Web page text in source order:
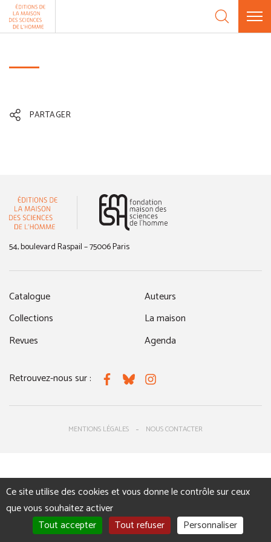
Aller au contenu
PARTAGER
54, boulevard Raspail – 75006 Paris
Catalogue
Collections
Revues
Auteurs
La maison
Agenda
Retrouvez-nous sur : FacebookBlueskyInstagram
MENTIONS LÉGALES NOUS CONTACTER
Panneau de gestion des cookies
Ce site utilise des cookies et vous donne le contrôle sur ceux
que vous souhaitez activer
Tout accepter
Tout refuser Personnaliser